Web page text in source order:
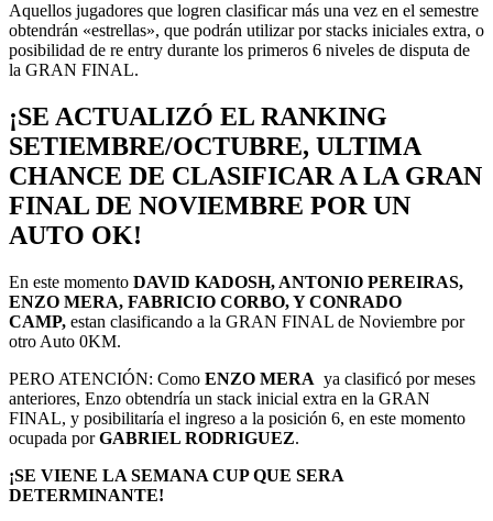
Aquellos jugadores que logren clasificar más una vez en el semestre
obtendrán «estrellas», que podrán utilizar por stacks iniciales extra, o
posibilidad de re entry durante los primeros 6 niveles de disputa de
la GRAN FINAL.
¡SE ACTUALIZÓ EL RANKING
SETIEMBRE/OCTUBRE, ULTIMA
CHANCE DE CLASIFICAR A LA GRAN
FINAL DE NOVIEMBRE POR UN
AUTO OK!
En este momento DAVID KADOSH, ANTONIO PEREIRAS,
ENZO MERA, FABRICIO CORBO, Y CONRADO
CAMP, estan clasificando a la GRAN FINAL de Noviembre por
otro Auto 0KM.
PERO ATENCIÓN: Como ENZO MERA ya clasificó por meses
anteriores, Enzo obtendría un stack inicial extra en la GRAN
FINAL, y posibilitaría el ingreso a la posición 6, en este momento
ocupada porGABRIEL RODRIGUEZ.
¡SE VIENE LA SEMANA CUP QUE SERA
DETERMINANTE!